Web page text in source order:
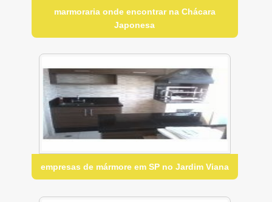
marmoraria onde encontrar na Chácara
Japonesa
empresas de mármore em SP no Jardim Viana